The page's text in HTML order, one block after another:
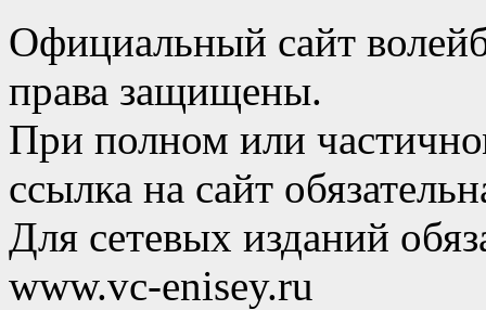
Официальный сайт
права защищены.
При полном или
ссылка на сайт
Для сетевых изданий
www.vc-enisey.ru